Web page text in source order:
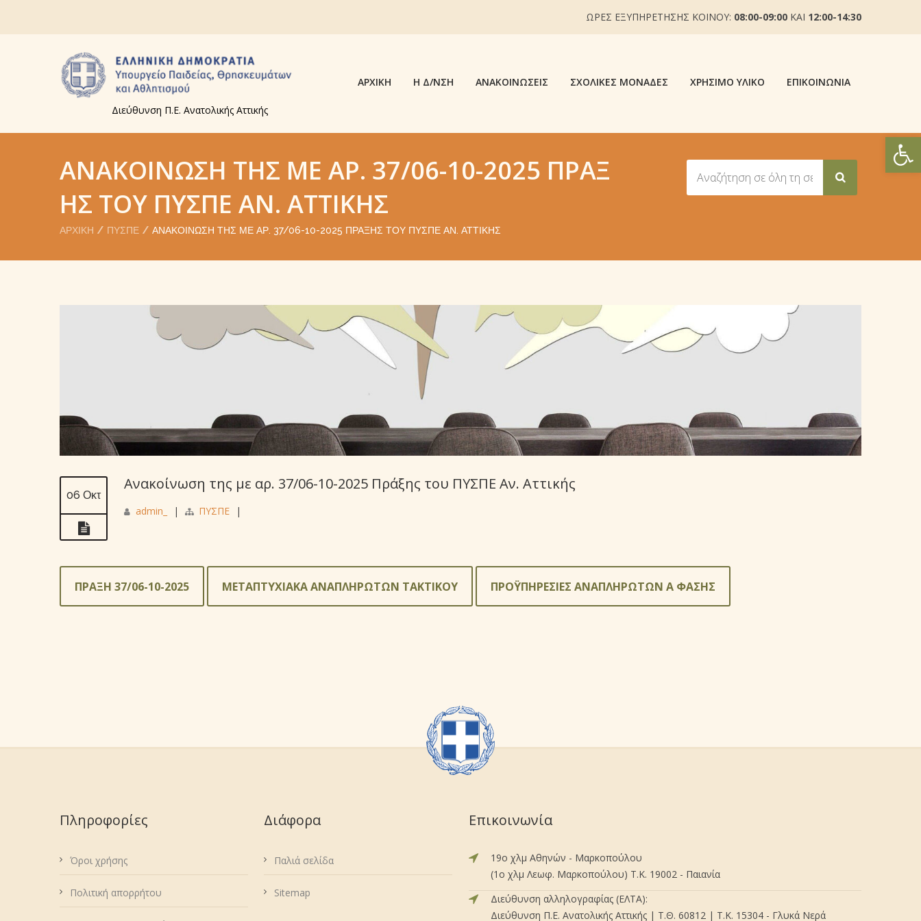
ΩΡΕΣ ΕΞΥΠΗΡΕΤΗΣΗΣ ΚΟΙΝΟΥ: 08:00-09:00 ΚΑΙ 12:00-14:30
Διεύθυνση Π.Ε. Ανατολικής Αττικής
ΑΡΧΙΚΉ Η Δ/ΝΣΗ ΑΝΑΚΟΙΝΏΣΕΙΣ ΣΧΟΛΙΚΈΣ ΜΟΝΆΔΕΣ ΧΡΉΣΙΜΟ ΥΛΙΚΌ ΕΠΙΚΟΙΝΩΝΊΑ
ΑΝΑΚΟΊΝΩΣΗ ΤΗΣ ΜΕ ΑΡ. 37/06-10-2025 ΠΡΆΞ
ΗΣ ΤΟΥ ΠΥΣΠΕ ΑΝ. ΑΤΤΙΚΉΣ
ΑΡΧΙΚΉ ΠΥΣΠΕ ΑΝΑΚΟΊΝΩΣΗ ΤΗΣ ΜΕ ΑΡ. 37/06-10-2025 ΠΡΆΞΗΣ ΤΟΥ ΠΥΣΠΕ ΑΝ. ΑΤΤΙΚΉΣ
06 Οκτ
Ανακοίνωση της με αρ. 37/06-10-2025 Πράξης του ΠΥΣΠΕ Αν. Αττικής
admin_ | ΠΥΣΠΕ |
ΠΡΑΞΗ 37/06-10-2025 ΜΕΤΑΠΤΥΧΙΑΚΑ ΑΝΑΠΛΗΡΩΤΩΝ ΤΑΚΤΙΚΟΥ ΠΡΟΫΠΗΡΕΣΙΕΣ ΑΝΑΠΛΗΡΩΤΩΝ Ά ΦΑΣΗΣ
Πληροφορίες
Όροι χρήσης
Πολιτική απορρήτου
Διάφορα
Παλιά σελίδα
Sitemap
Επικοινωνία
19ο χλμ Αθηνών - Μαρκοπούλου
(1ο χλμ Λεωφ. Μαρκοπούλου) Τ.Κ. 19002 - Παιανία
Διεύθυνση αλληλογραφίας (ΕΛΤΑ):
Διεύθυνση Π.Ε. Ανατολικής Αττικής | Τ.Θ. 60812 | Τ.Κ. 15304 - Γλυκά Νερά